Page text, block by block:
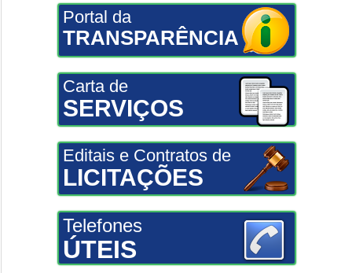
Portal da
TRANSPARÊNCIA
Carta de
SERVIÇOS
Editais e Contratos de
LICITAÇÕES
Telefones
ÚTEIS